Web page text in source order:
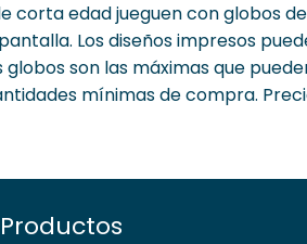
corta edad jueguen con globos
Los diseños impresos
globos son las máximas que
mínimas de compra.